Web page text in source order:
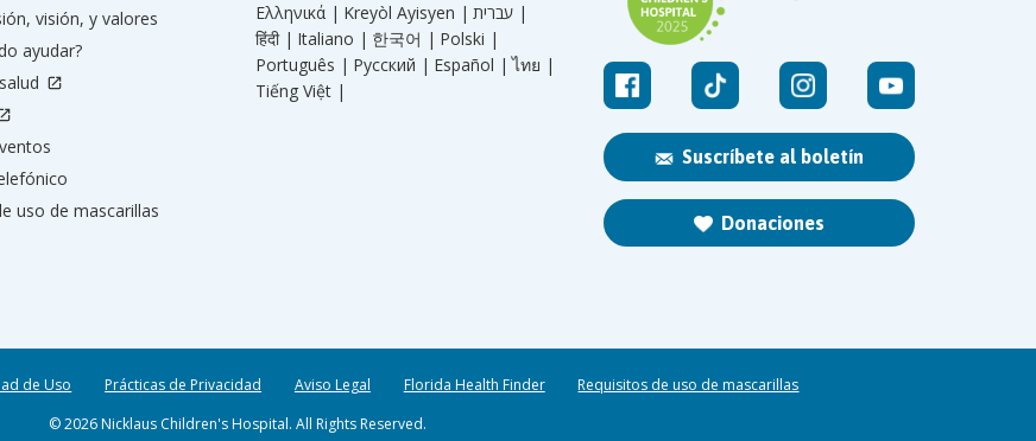
Suscríbete al boletín
Donaciones
visión, y valores
ayudar?
uso de mascarillas
Ελληνικά | Kreyòl Ayisyen |
עברית |
हिंदी | Italiano | 한국어 | Polski |
Português | Русский | Español | ไทย |
Tiếng Việt |
de Uso Prácticas de Privacidad Aviso Legal Florida Health Finder
Requisitos de uso de mascarillas
© 2026 Nicklaus Children's Hospital. All Rights Reserved.